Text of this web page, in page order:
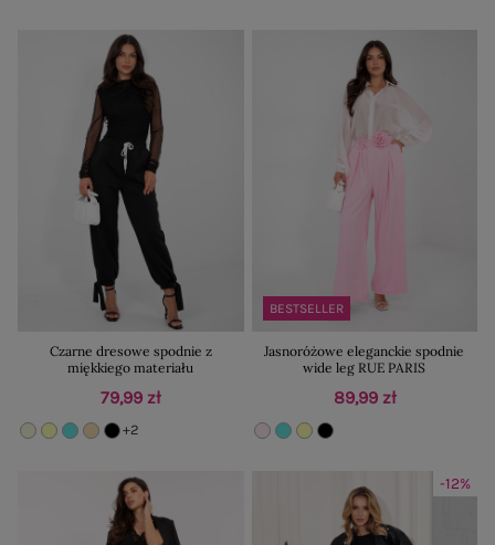
Czarne dresowe spodnie z
miękkiego materiału
79,99 zł
+2
BESTSELLER
Jasnoróżowe eleganckie spodnie
wide leg RUE PARIS
89,99 zł
-12%